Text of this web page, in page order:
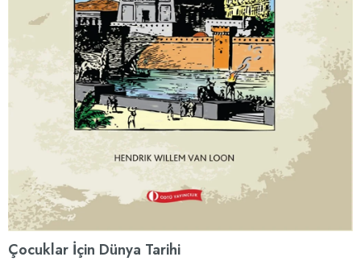
Çocuklar İçin Dünya Tarihi